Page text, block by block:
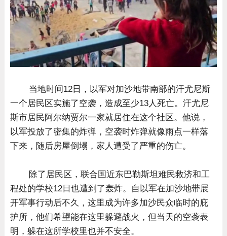
当地时间12日，以军对加沙地带南部的汗尤尼斯
一个居民区实施了空袭，造成至少13人死亡。汗尤尼
斯市居民阿尔纳贾尔一家就居住在这个社区。他说，
以军投放了密集的炸弹，空袭时炸弹就像雨点一样落
下来，随后房屋倒塌，家人遭受了严重的伤亡。
除了居民区，联合国近东巴勒斯坦难民救济和工
程处的学校12日也遭到了轰炸。自以军在加沙地带展
开军事行动后不久，这里成为许多加沙民众临时的庇
护所，他们希望能在这里躲避战火，但当天的空袭表
明，躲在这所学校里也并不安全。